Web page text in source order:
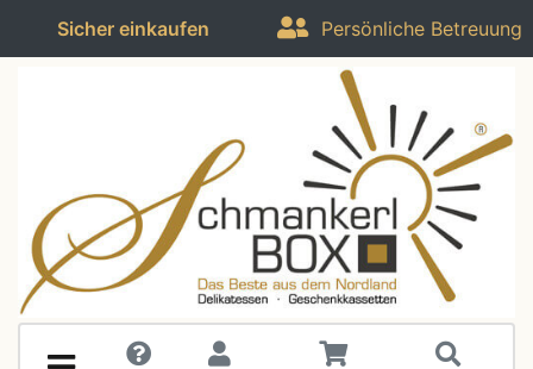
Sicher einkaufen Persönliche Betreuung